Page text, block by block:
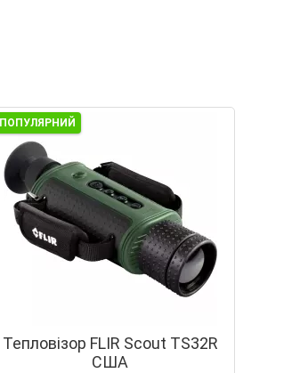
ПОПУЛЯРНИЙ
Тепловізор FLIR Scout TS32R
США